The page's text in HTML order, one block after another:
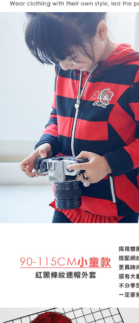
7-11付款取貨
每筆NT$80，滿NT$2,000(含以上)免運費
付款後7-11取貨
每筆NT$80，滿NT$2,000(含以上)免運費
每筆NT$80，滿NT$2,000(含以上)免運費